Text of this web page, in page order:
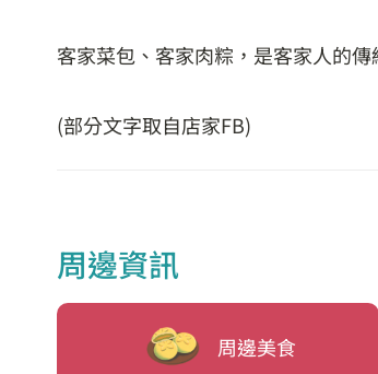
客家菜包、客家肉粽，是客家人的
(部分文字取自店家FB)
周邊資訊
周邊美食